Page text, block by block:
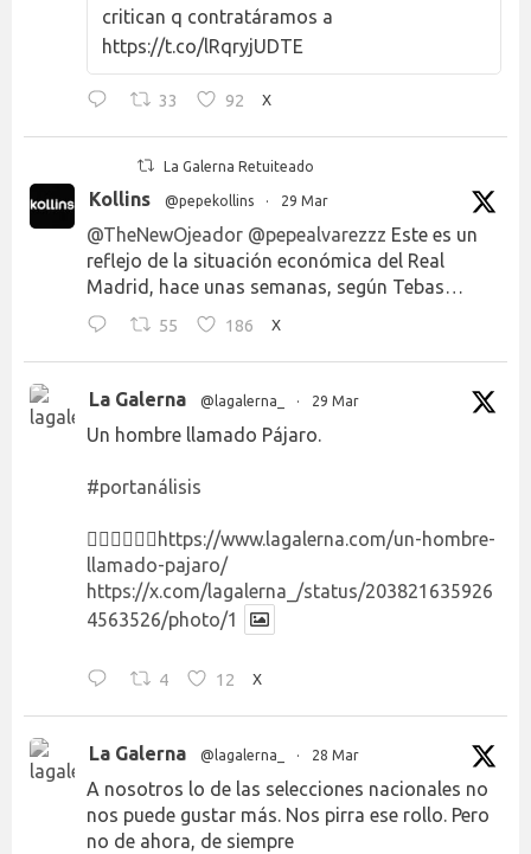
critican q contratáramos a
https://t.co/lRqryjUDTE
33 92 X
La Galerna Retuiteado
Kollins @pepekollins · 29 Mar
@TheNewOjeador @pepealvarezzz Este es un
reflejo de la situación económica del Real
Madrid, hace unas semanas, según Tebas…
55 186 X
La Galerna @lagalerna_ · 29 Mar
Un hombre llamado Pájaro.
#portanálisis
👉🏻👉🏻👉🏻 https://www.lagalerna.com/un-hombre-
llamado-pajaro/
https://x.com/lagalerna_/status/203821635926
4563526/photo/1
4 12 X
La Galerna @lagalerna_ · 28 Mar
A nosotros lo de las selecciones nacionales no
nos puede gustar más. Nos pirra ese rollo. Pero
no de ahora, de siempre